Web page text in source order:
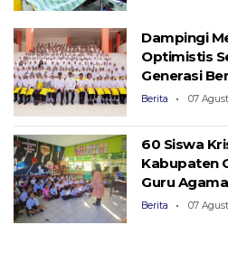
Dampingi
Optimistis
Generasi
Saing
Berita 07
60 Siswa
Kabupaten
Guru Agama
Berita 07